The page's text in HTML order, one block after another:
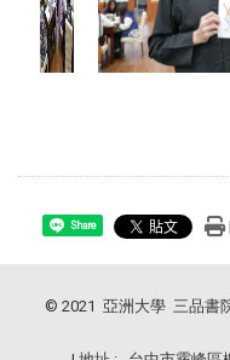
Share
© 2021 亞洲大學 三品書